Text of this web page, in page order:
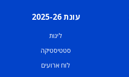
עונת 2025-26
ליגות
סטטיסטיקה
לוח ארועים